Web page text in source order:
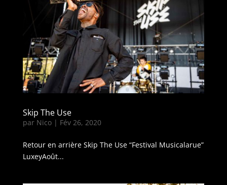
Skip The Use
par Nico| Fév 26, 2020
Retour en arrière Skip The Use “Festival Musicalarue”
LuxeyAoût...